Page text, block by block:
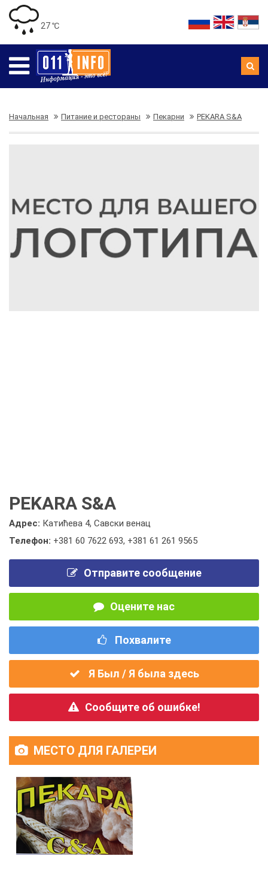
27 ℃
Начальная Питание и рестораны Пекарни PEKARA S&A
PEKARA S&A
Адрес: Катићева 4, Савски венац
Телефон: +381 60 7622 693, +381 61 261 9565
Отправите сообщение
Оцените нас
Похвалите
Я Был / Я была здесь
Сообщите об ошибке!
МЕСТО ДЛЯ ГАЛЕРЕИ